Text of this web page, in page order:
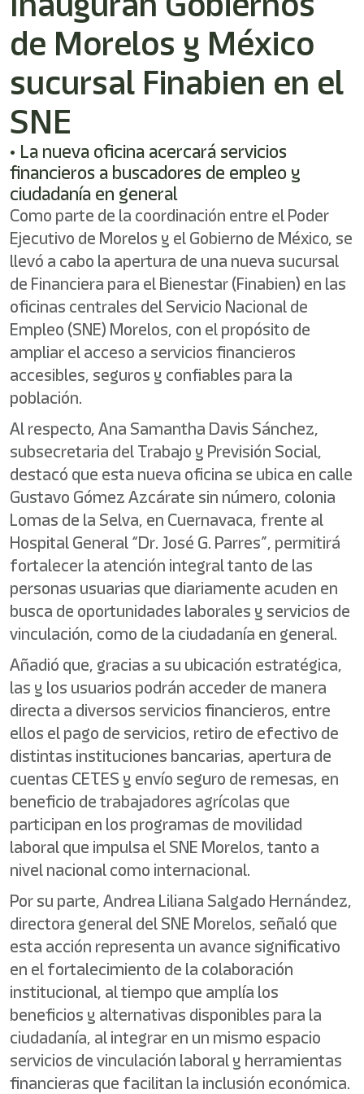
Este
acceso
directo
lector
de
pantalla
para
ayudarle
navegar
interactuar
con
contenido.
de Morelos y México
sucursal Finabien en el
SNE
• La nueva oficina acercará servicios
financieros a buscadores de empleo y
ciudadanía en general
Como parte de la coordinación entre el Poder
Ejecutivo de Morelos y el Gobierno de México, se
llevó a cabo la apertura de una nueva sucursal
de Financiera para el Bienestar (Finabien) en las
oficinas centrales del Servicio Nacional de
Empleo (SNE) Morelos, con el propósito de
ampliar el acceso a servicios financieros
accesibles, seguros y confiables para la
población.
Al respecto, Ana Samantha Davis Sánchez,
subsecretaria del Trabajo y Previsión Social,
destacó que esta nueva oficina se ubica en calle
Gustavo Gómez Azcárate sin número, colonia
Lomas de la Selva, en Cuernavaca, frente al
Hospital General “Dr. José G. Parres”, permitirá
fortalecer la atención integral tanto de las
personas usuarias que diariamente acuden en
busca de oportunidades laborales y servicios de
vinculación, como de la ciudadanía en general.
Añadió que, gracias a su ubicación estratégica,
las y los usuarios podrán acceder de manera
directa a diversos servicios financieros, entre
ellos el pago de servicios, retiro de efectivo de
distintas instituciones bancarias, apertura de
cuentas CETES y envío seguro de remesas, en
beneficio de trabajadores agrícolas que
participan en los programas de movilidad
laboral que impulsa el SNE Morelos, tanto a
nivel nacional como internacional.
Por su parte, Andrea Liliana Salgado Hernández,
directora general del SNE Morelos, señaló que
esta acción representa un avance significativo
en el fortalecimiento de la colaboración
institucional, al tiempo que amplía los
beneficios y alternativas disponibles para la
ciudadanía, al integrar en un mismo espacio
servicios de vinculación laboral y herramientas
financieras que facilitan la inclusión económica.